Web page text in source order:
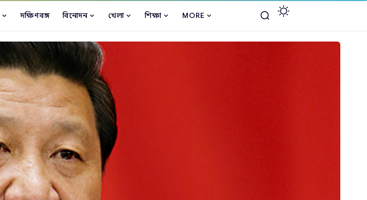
দক্ষিণবঙ্গ বিনোদন খেলা শিক্ষা MORE